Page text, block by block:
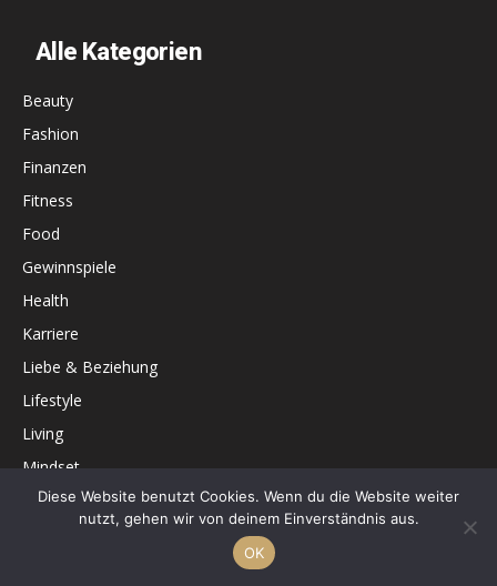
Alle Kategorien
Beauty
Fashion
Finanzen
Fitness
Food
Gewinnspiele
Health
Karriere
Liebe & Beziehung
Lifestyle
Living
Mindset
Panorama
Diese Website benutzt Cookies. Wenn du die Website weiter
nutzt, gehen wir von deinem Einverständnis aus.
OK